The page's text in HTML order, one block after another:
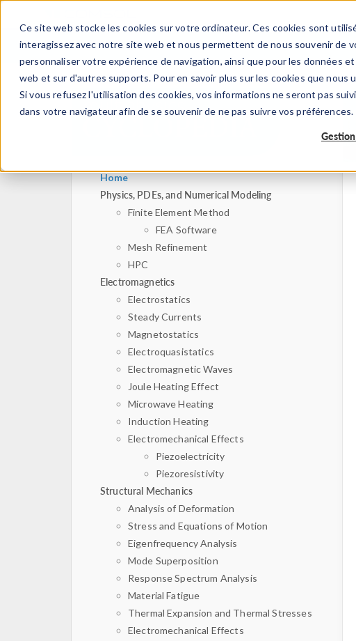
Ce site web stocke les cookies sur votre ordinateur. Ces cookies sont
interagissez avec notre site web et nous permettent de nous souvenir de
personnaliser votre expérience de navigation, ainsi que pour les données
web et sur d'autres supports. Pour en savoir plus sur les cookies que
Si vous refusez l'utilisation des cookies, vos informations ne seront pas
dans votre navigateur afin de se souvenir de ne pas suivre vos préférences.
PRODUITS
Home
Physics, PDEs, and Numerical Modeling
Finite Element Method
FEA Software
Mesh Refinement
HPC
Electromagnetics
Electrostatics
Steady Currents
Magnetostatics
Electroquasistatics
Electromagnetic Waves
Joule Heating Effect
Microwave Heating
Induction Heating
Electromechanical Effects
Piezoelectricity
Piezoresistivity
Structural Mechanics
Analysis of Deformation
Stress and Equations of Motion
Eigenfrequency Analysis
Mode Superposition
Response Spectrum Analysis
Material Fatigue
Thermal Expansion and Thermal Stresses
Electromechanical Effects